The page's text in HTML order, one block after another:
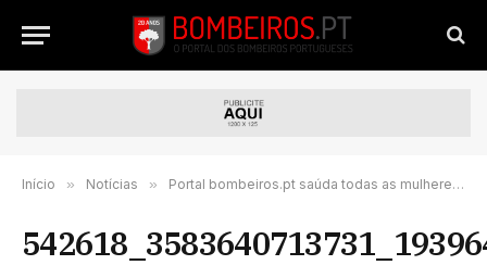
Início » Notícias » Portal bombeiros.pt saúda todas as mulheres do mundo